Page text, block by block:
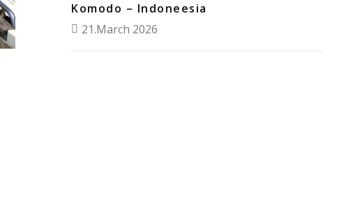
Komodo – Indoneesia
21.March 2026